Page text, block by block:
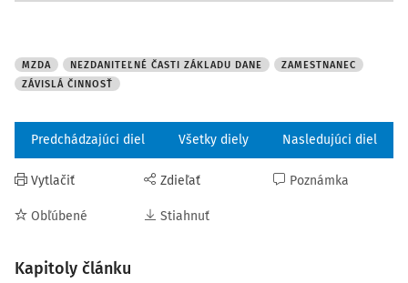
MZDA NEZDANITEĽNÉ ČASTI ZÁKLADU DANE
ZAMESTNANEC
ZÁVISLÁ ČINNOSŤ
Predchádzajúci diel Všetky diely Nasledujúci diel
Vytlačiť
Obľúbené
Zdieľať
Stiahnuť
Poznámka
Kapitoly článku